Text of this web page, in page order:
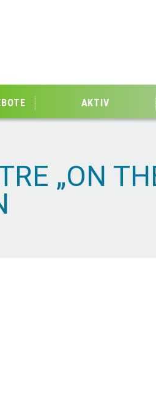
AKTIV
„ON